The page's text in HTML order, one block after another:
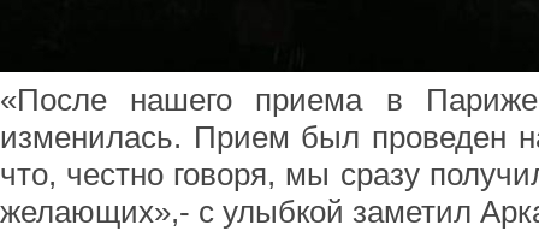
«После нашего приема в Париже
изменилась. Прием был проведен
что, честно говоря, мы сразу
желающих»,- с улыбкой заметил